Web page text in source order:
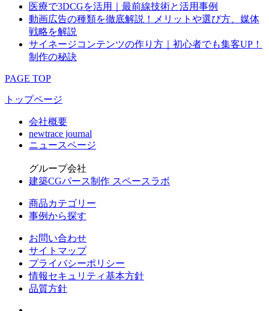
医療で3DCGを活用｜最前線技術と活用事例
動画広告の種類を徹底解説！メリットや選び方、媒体
戦略を解説
サイネージコンテンツの作り方｜初心者でも集客UP！
制作の秘訣
PAGE TOP
トップページ
会社概要
newtrace journal
ニュースページ
グループ会社
建築CGパース制作 スペースラボ
商品カテゴリー
事例から探す
お問い合わせ
サイトマップ
プライバシーポリシー
情報セキュリティ基本方針
品質方針